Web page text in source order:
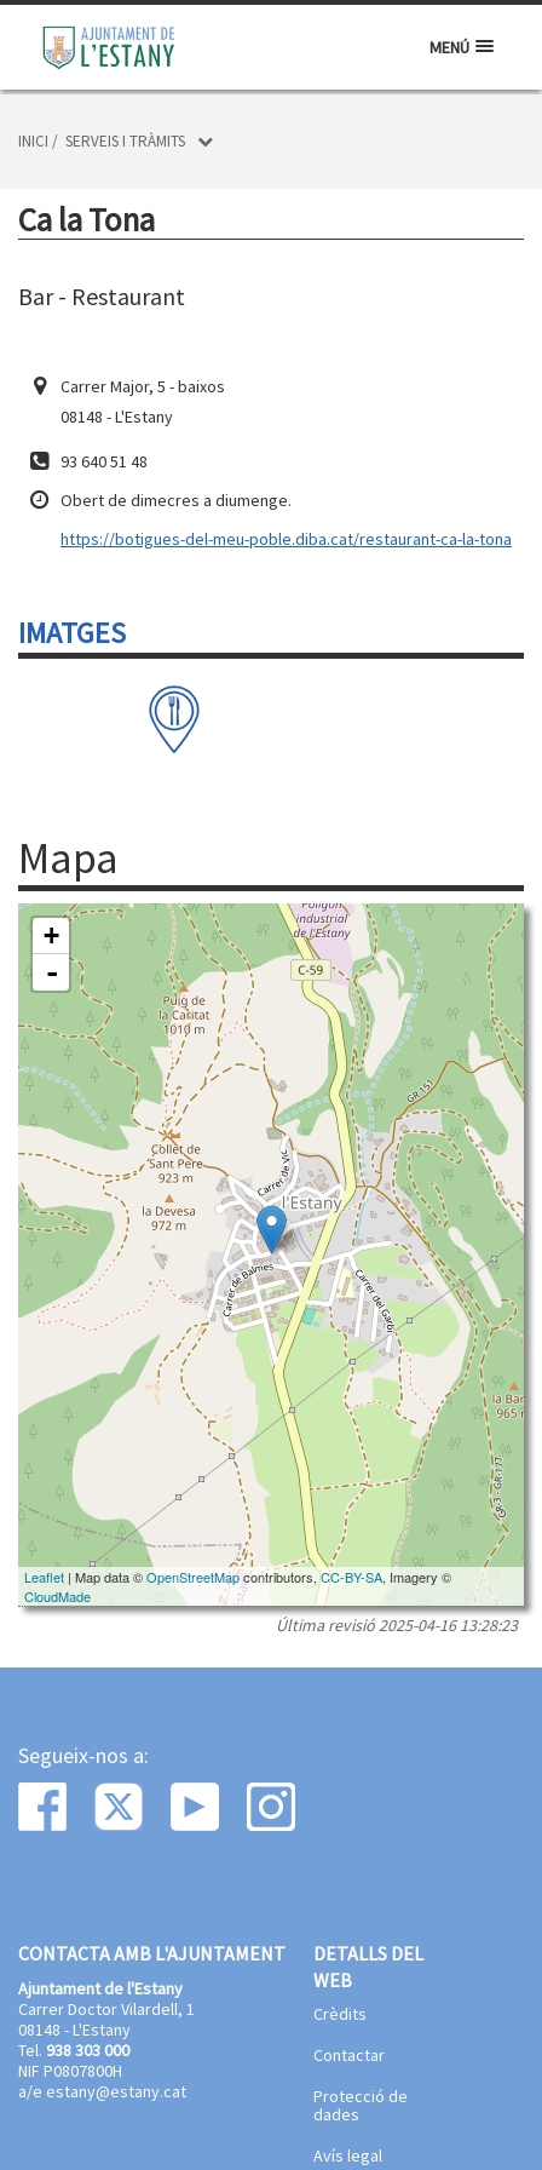
MENÚ
INICI / SERVEIS I TRÀMITS
Ca la Tona
Bar - Restaurant
Carrer Major, 5 - baixos
08148 - L'Estany
93 640 51 48
Obert de dimecres a diumenge.
https://botigues-del-meu-poble.diba.cat/restaurant-ca-la-tona
IMATGES
Mapa
+
-
Leaflet | Map data ©OpenStreetMapcontributors,CC-BY-SA, Imagery ©
CloudMade
Última revisió2025-04-16 13:28:23
Segueix-nos a:
CONTACTA AMB L'AJUNTAMENT
Ajuntament de l'Estany
Carrer Doctor Vilardell, 1
08148 - L'Estany
Tel. 938 303 000
NIF P0807800H
a/e estany@estany.cat
DETALLS DEL
WEB
Crèdits
Contactar
Protecció de
dades
Avís legal